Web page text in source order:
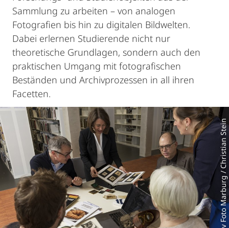
Sammlung zu arbeiten – von analogen
Fotografien bis hin zu digitalen Bildwelten.
Dabei erlernen Studierende nicht nur
theoretische Grundlagen, sondern auch den
praktischen Umgang mit fotografischen
Beständen und Archivprozessen in all ihren
Facetten.
Bildarchiv Foto Marburg / Christian Stein